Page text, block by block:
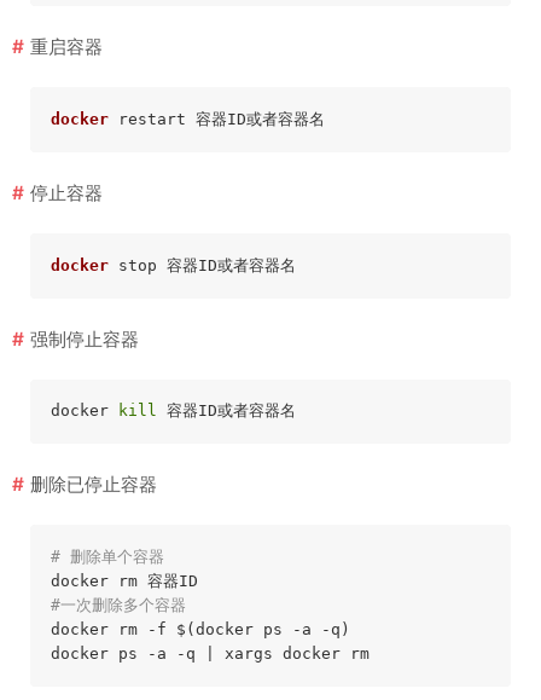
重启容器
docker
停止容器
docker
强制停止容器
docker kill
删除已停止容器
# 删除单个容器
#一次删除多个容器
docker rm
-f $(docker ps -a -q)
docker ps
-a -q | xargs docker rm